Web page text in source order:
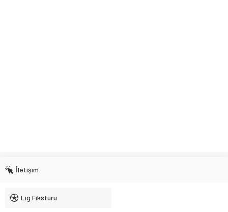
İletişim
Lig Fikstürü